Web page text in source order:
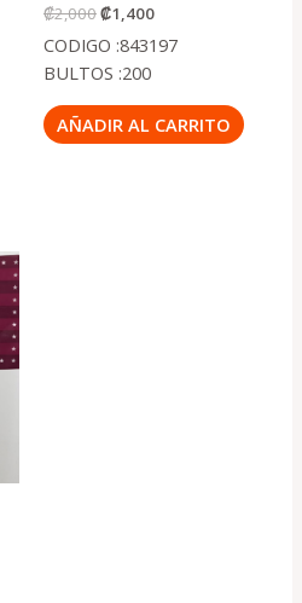
₡2,000₡1,400
CODIGO :843197
BULTOS :200
AÑADIR AL CARRITO